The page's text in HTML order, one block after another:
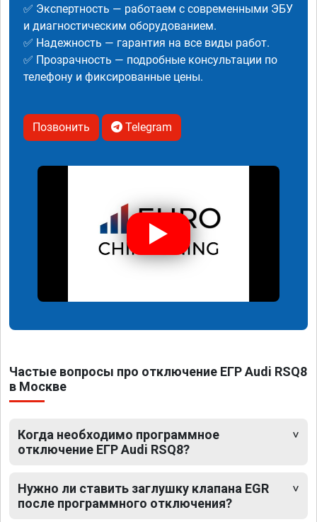
✅ Экспертность — работаем с современными ЭБУ
и диагностическим оборудованием.
✅ Надежность — гарантия на все виды работ.
✅ Прозрачность — подробные консультации по
телефону и фиксированные цены.
Позвонить Telegram
Частые вопросы про отключение ЕГР Audi RSQ8
в Москве
Когда необходимо программное
отключение ЕГР Audi RSQ8?
Нужно ли ставить заглушку клапана EGR
после программного отключения?